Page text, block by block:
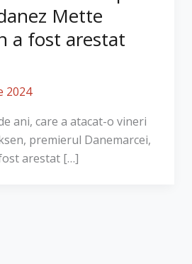
Mette
a fost arestat
2024
ani, care a atacat-o vineri
premierul Danemarcei,
arestat […]